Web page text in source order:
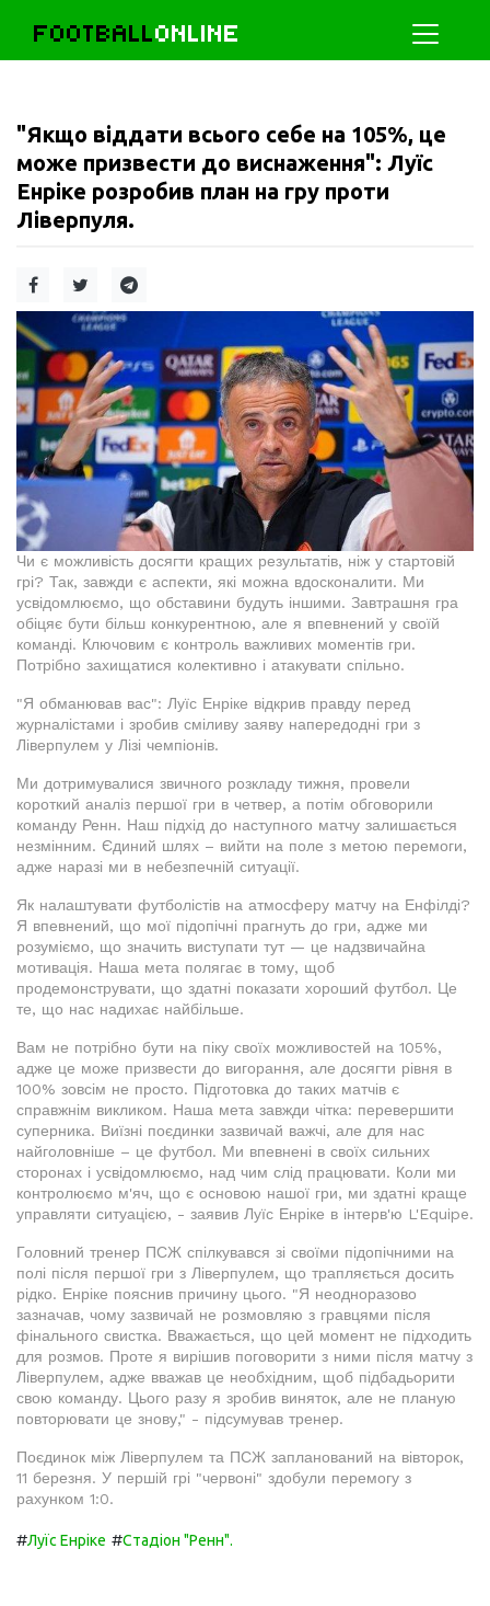
FOOTBALLONLINE
"Якщо віддати всього себе на 105%, це
може призвести до виснаження": Луїс
Енріке розробив план на гру проти
Ліверпуля.
Чи є можливість досягти кращих результатів, ніж у стартовій
грі? Так, завжди є аспекти, які можна вдосконалити. Ми
усвідомлюємо, що обставини будуть іншими. Завтрашня гра
обіцяє бути більш конкурентною, але я впевнений у своїй
команді. Ключовим є контроль важливих моментів гри.
Потрібно захищатися колективно і атакувати спільно.
"Я обманював вас": Луїс Енріке відкрив правду перед
журналістами і зробив сміливу заяву напередодні гри з
Ліверпулем у Лізі чемпіонів.
Ми дотримувалися звичного розкладу тижня, провели
короткий аналіз першої гри в четвер, а потім обговорили
команду Ренн. Наш підхід до наступного матчу залишається
незмінним. Єдиний шлях – вийти на поле з метою перемоги,
адже наразі ми в небезпечній ситуації.
Як налаштувати футболістів на атмосферу матчу на Енфілді?
Я впевнений, що мої підопічні прагнуть до гри, адже ми
розуміємо, що значить виступати тут — це надзвичайна
мотивація. Наша мета полягає в тому, щоб
продемонструвати, що здатні показати хороший футбол. Це
те, що нас надихає найбільше.
Вам не потрібно бути на піку своїх можливостей на 105%,
адже це може призвести до вигорання, але досягти рівня в
100% зовсім не просто. Підготовка до таких матчів є
справжнім викликом. Наша мета завжди чітка: перевершити
суперника. Виїзні поєдинки зазвичай важчі, але для нас
найголовніше – це футбол. Ми впевнені в своїх сильних
сторонах і усвідомлюємо, над чим слід працювати. Коли ми
контролюємо м'яч, що є основою нашої гри, ми здатні краще
управляти ситуацією, - заявив Луїс Енріке в інтерв'ю L'Equipe.
Головний тренер ПСЖ спілкувався зі своїми підопічними на
полі після першої гри з Ліверпулем, що трапляється досить
рідко. Енріке пояснив причину цього. "Я неодноразово
зазначав, чому зазвичай не розмовляю з гравцями після
фінального свистка. Вважається, що цей момент не підходить
для розмов. Проте я вирішив поговорити з ними після матчу з
Ліверпулем, адже вважав це необхідним, щоб підбадьорити
свою команду. Цього разу я зробив виняток, але не планую
повторювати це знову," - підсумував тренер.
Поєдинок між Ліверпулем та ПСЖ запланований на вівторок,
11 березня. У першій грі "червоні" здобули перемогу з
рахунком 1:0.
#Луїс Енріке #Стадіон "Ренн".